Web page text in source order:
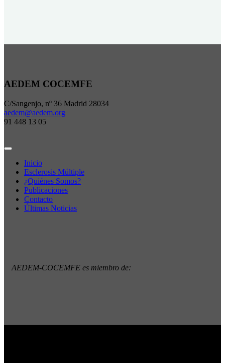
AEDEM COCEMFE
C/Sangenjo, nº 36 Madrid 28034
aedem@aedem.org
91 448 13 05
Inicio
Esclerosis Múltiple
¿Quiénes Somos?
Publicaciones
Contacto
Últimas Noticias
AEDEM-COCEMFE es miembro de: